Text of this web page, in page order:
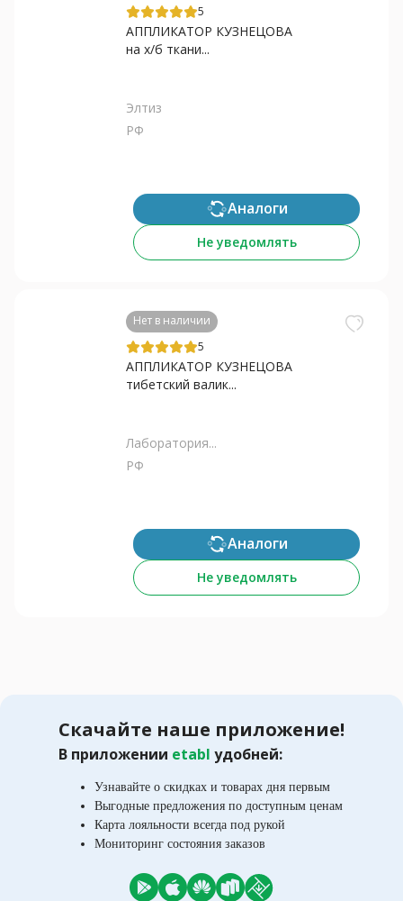
5
АППЛИКАТОР КУЗНЕЦОВА
на х/б ткани...
Элтиз
РФ
Аналоги
Не уведомлять
Нет в наличии
5
АППЛИКАТОР КУЗНЕЦОВА
тибетский валик...
Лаборатория...
РФ
Аналоги
Не уведомлять
Скачайте наше приложение!
В приложении etabl удобней:
Узнавайте о скидках и товарах дня первым
Выгодные предложения по доступным ценам
Карта лояльности всегда под рукой
Мониторинг состояния заказов